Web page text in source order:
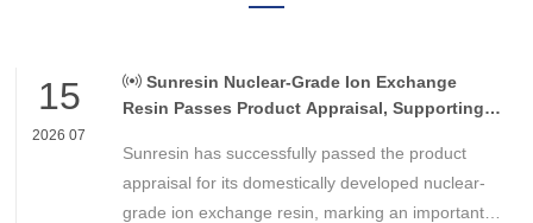
15
2026 07
Sunresin Nuclear-Grade Ion Exchange
Resin Passes Product Appraisal, Supporting
Control
Sunresin has successfully passed the product
appraisal for its domestically developed nuclear-
grade ion exchange resin, marking an important